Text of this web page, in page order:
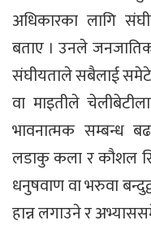
अधिकारका लागि
बताए । उनले
संघीयताले सबैलाई
वा माइतीले
भावनात्मक सम्बन्ध
लडाकु कला र कौशल
धनुषवाण वा भरुवा
हान्न लगाउने र